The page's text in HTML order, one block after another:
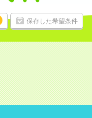
保存した希望条件